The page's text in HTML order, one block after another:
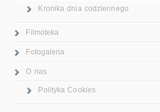
Kronika dnia codziennego
Filmoteka
Fotogaleria
O nas
Polityka Cookies